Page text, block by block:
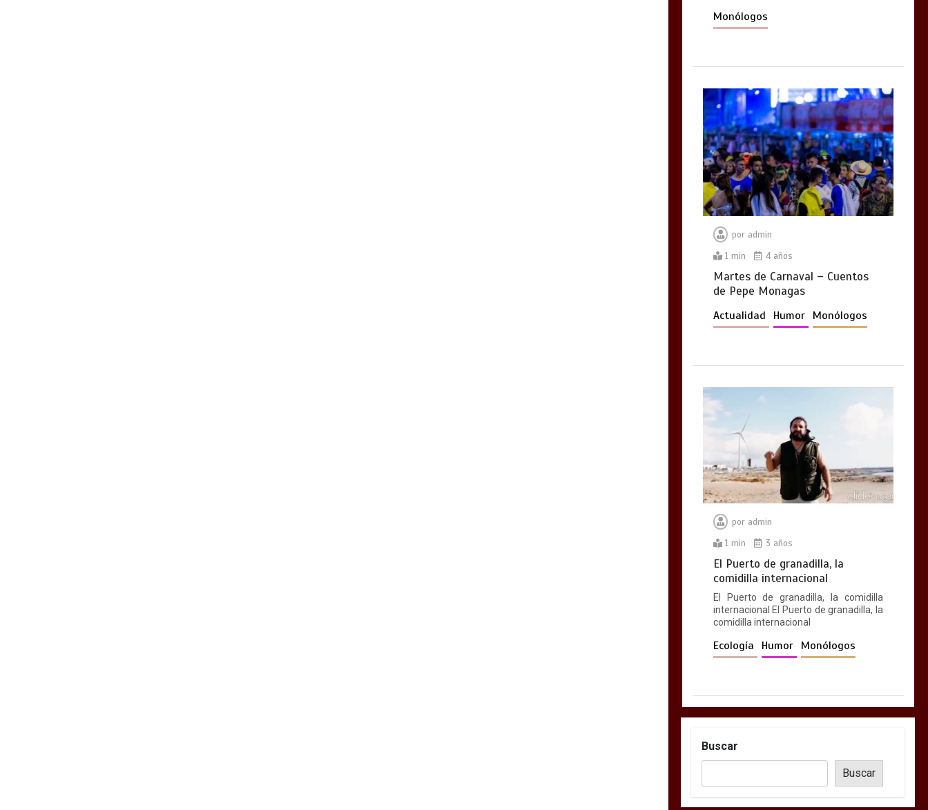
Monólogos
por admin
1 min
4 años
Martes de Carnaval – Cuentos
de Pepe Monagas
Actualidad Humor Monólogos
por admin
1 min
3 años
El Puerto de granadilla, la
comidilla internacional
El Puerto de granadilla, la comidilla
internacional El Puerto de granadilla, la
comidilla internacional
Ecología Humor Monólogos
Buscar
Buscar